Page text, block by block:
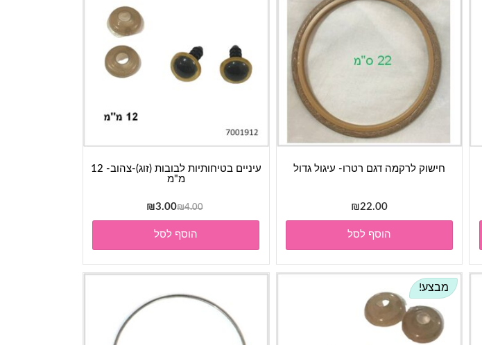
עיניים בטיחותיות לבובות (זוג)-צהוב- 12
מ"מ
₪4.00
המחיר
המקורי
היה:
₪4.00.
₪3.00
הנוכחי
₪3.00.
הוסף לסל
חישוק לרקמה דגם רטרו- עיגול גדול
₪22.00
הוסף לסל
מבצע!